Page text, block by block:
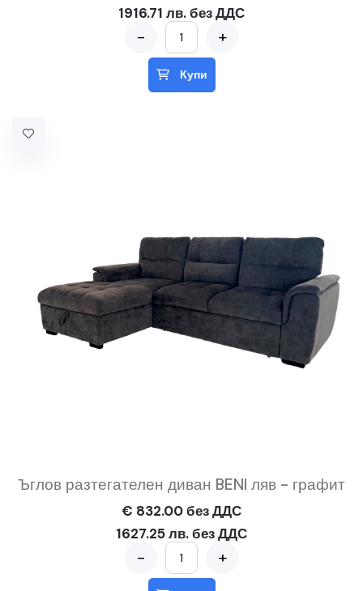
1916.71 лв. без ДДС
- +
Купи
Ъглов разтегателен диван BENI ляв - графит
€ 832.00 без ДДС
1627.25 лв. без ДДС
- +